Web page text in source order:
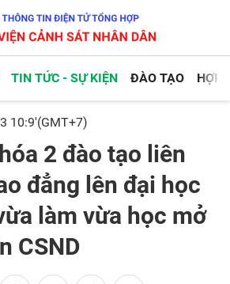
TIN TỨC - SỰ KIỆN ĐÀO TẠO HỢP
10:9'(GMT+7)
2 đào tạo liên
đẳng lên đại học
làm vừa học mở
CSND